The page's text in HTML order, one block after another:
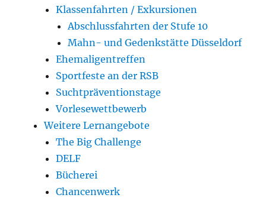
Klassenfahrten / Exkursionen
Abschlussfahrten der Stufe 10
Mahn- und Gedenkstätte Düsseldorf
Ehemaligentreffen
Sportfeste an der RSB
Suchtpräventionstage
Vorlesewettbewerb
Weitere Lernangebote
The Big Challenge
DELF
Bücherei
Chancenwerk